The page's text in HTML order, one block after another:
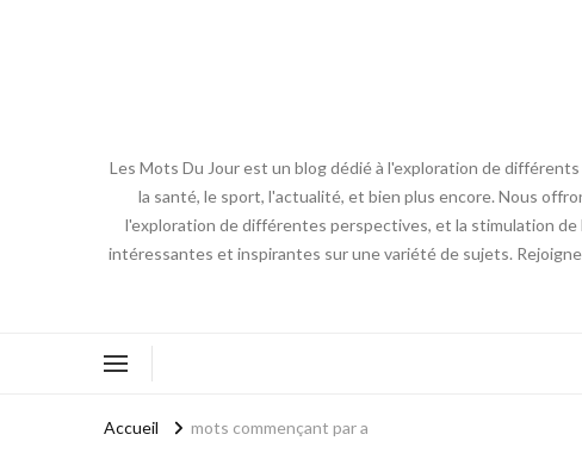
Les Mots Du Jour est un blog dédié à l'exploration de
la santé, le sport, l'actualité, et bien plus encore. Nous
l'exploration de différentes perspectives, et la stimulation
intéressantes et inspirantes sur une variété de sujets.
Accueil mots commençant par a